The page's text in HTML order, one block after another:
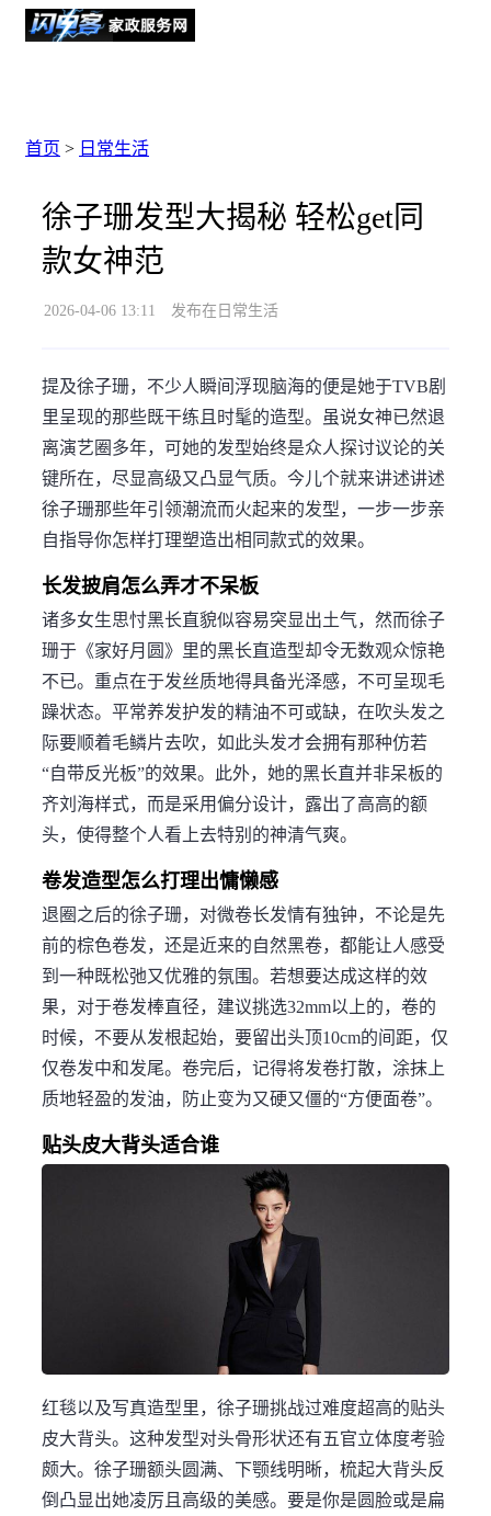
首页 > 日常生活
徐子珊发型大揭秘 轻松get同
款女神范
2026-04-06 13:11 发布在日常生活
提及徐子珊，不少人瞬间浮现脑海的便是她于TVB剧
里呈现的那些既干练且时髦的造型。虽说女神已然退
离演艺圈多年，可她的发型始终是众人探讨议论的关
键所在，尽显高级又凸显气质。今儿个就来讲述讲述
徐子珊那些年引领潮流而火起来的发型，一步一步亲
自指导你怎样打理塑造出相同款式的效果。
长发披肩怎么弄才不呆板
诸多女生思忖黑长直貌似容易突显出土气，然而徐子
珊于《家好月圆》里的黑长直造型却令无数观众惊艳
不已。重点在于发丝质地得具备光泽感，不可呈现毛
躁状态。平常养发护发的精油不可或缺，在吹头发之
际要顺着毛鳞片去吹，如此头发才会拥有那种仿若
“自带反光板”的效果。此外，她的黑长直并非呆板的
齐刘海样式，而是采用偏分设计，露出了高高的额
头，使得整个人看上去特别的神清气爽。
卷发造型怎么打理出慵懒感
退圈之后的徐子珊，对微卷长发情有独钟，不论是先
前的棕色卷发，还是近来的自然黑卷，都能让人感受
到一种既松弛又优雅的氛围。若想要达成这样的效
果，对于卷发棒直径，建议挑选32mm以上的，卷的
时候，不要从发根起始，要留出头顶10cm的间距，仅
仅卷发中和发尾。卷完后，记得将发卷打散，涂抹上
质地轻盈的发油，防止变为又硬又僵的“方便面卷”。
贴头皮大背头适合谁
红毯以及写真造型里，徐子珊挑战过难度超高的贴头
皮大背头。这种发型对头骨形状还有五官立体度考验
颇大。徐子珊额头圆满、下颚线明晰，梳起大背头反
倒凸显出她凌厉且高级的美感。要是你是圆脸或是扁